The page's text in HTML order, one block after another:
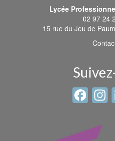
Lycée
02 97 24
15 rue du Jeu de